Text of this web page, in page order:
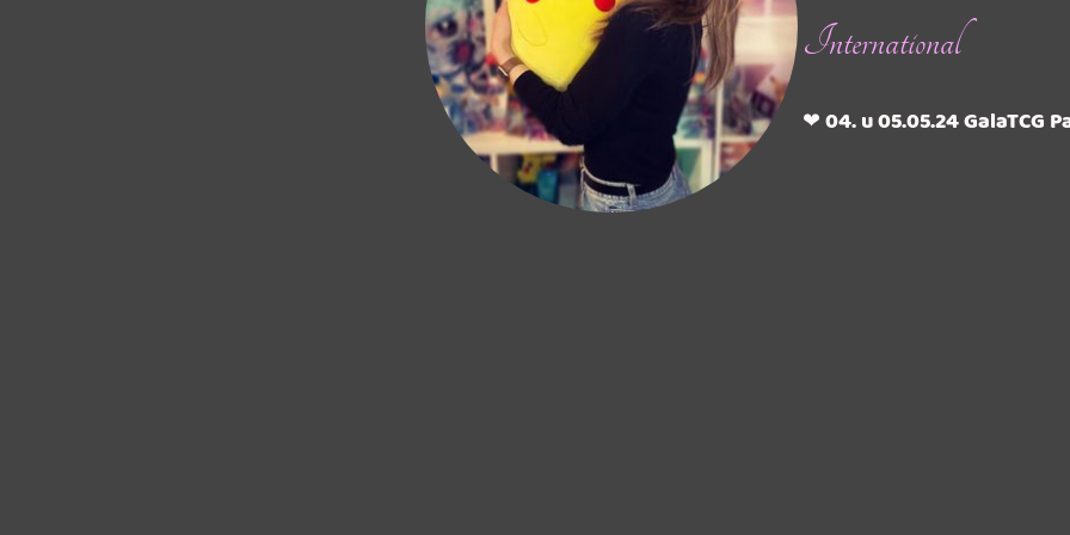
International
❤ 04. u 05.05.24 GalaTCG